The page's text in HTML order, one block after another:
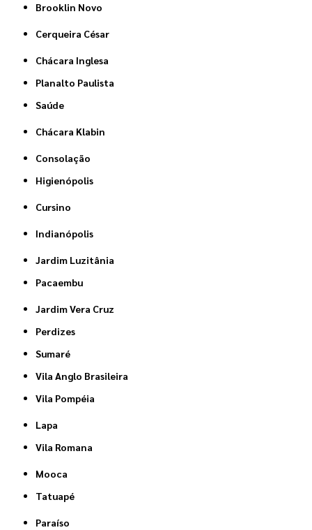
Brooklin Novo
Cerqueira César
Chácara Inglesa
Planalto Paulista
Saúde
Chácara Klabin
Consolação
Higienópolis
Cursino
Indianópolis
Jardim Luzitânia
Pacaembu
Jardim Vera Cruz
Perdizes
Sumaré
Vila Anglo Brasileira
Vila Pompéia
Lapa
Vila Romana
Mooca
Tatuapé
Paraíso